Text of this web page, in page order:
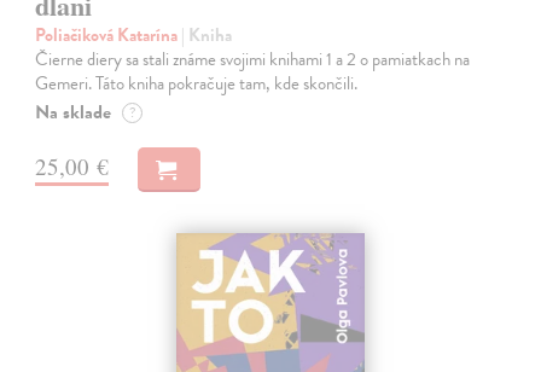
Poliačiková Katarína| Kniha
Čierne diery sa stali známe svojimi knihami 1 a 2 o pamiatkach na
Gemeri. Táto kniha pokračuje tam, kde skončili.
Na sklade ?
25,00 €